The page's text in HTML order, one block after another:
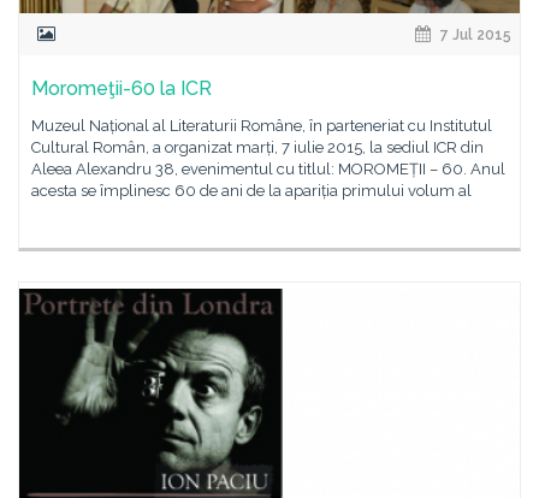
7 Jul 2015
Moromeţii-60 la ICR
Muzeul Național al Literaturii Române, în parteneriat cu Institutul
Cultural Român, a organizat marți, 7 iulie 2015, la sediul ICR din
Aleea Alexandru 38, evenimentul cu titlul: MOROMEȚII – 60. Anul
acesta se împlinesc 60 de ani de la apariția primului volum al